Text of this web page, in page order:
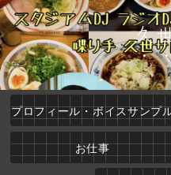
久
プロフィール・ボイスサンプ
お仕事